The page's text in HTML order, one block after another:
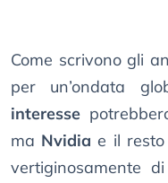
Come scrivono gli
per un’ondata
interesse
ma Nvidia e il resto
vertiginosamente